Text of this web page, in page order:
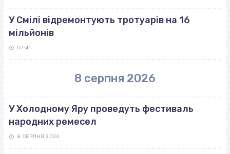
У Смілі відремонтують тротуарів на 16
мільйонів
07:41
8 серпня 2026
У Холодному Яру проведуть фестиваль
народних ремесел
8 СЕРПНЯ 2026